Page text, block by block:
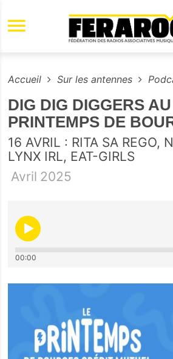
Aller au contenu
Accueil Sur les antennes
DIG DIG DIGGERS AU
PRINTEMPS DE
16 AVRIL : RITA SA REGO,
LYNX IRL, EAT-GIRLS
Avril 2025
00:00